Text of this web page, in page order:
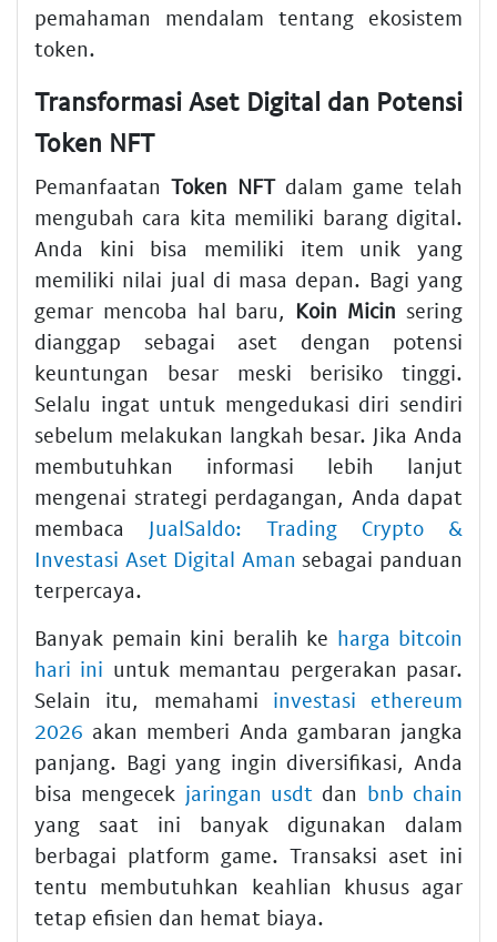
pemahaman mendalam tentang ekosistem
token.
Transformasi Aset Digital dan Potensi
Token NFT
Pemanfaatan Token NFTdalam game telah
mengubah cara kita memiliki barang digital.
Anda kini bisa memiliki item unik yang
memiliki nilai jual di masa depan. Bagi yang
gemar mencoba hal baru, Koin Micin sering
dianggap sebagai aset dengan potensi
keuntungan besar meski berisiko tinggi.
Selalu ingat untuk mengedukasi diri sendiri
sebelum melakukan langkah besar. Jika Anda
membutuhkan informasi lebih lanjut
mengenai strategi perdagangan, Anda dapat
membaca JualSaldo: Trading Crypto &
Investasi Aset Digital Aman sebagai panduan
terpercaya.
Banyak pemain kini beralih ke harga bitcoin
hari ini untuk memantau pergerakan pasar.
Selain itu, memahami investasi ethereum
2026 akan memberi Anda gambaran jangka
panjang. Bagi yang ingin diversifikasi, Anda
bisa mengecek jaringan usdt dan bnb chain
yang saat ini banyak digunakan dalam
berbagai platform game. Transaksi aset ini
tentu membutuhkan keahlian khusus agar
tetap efisien dan hemat biaya.